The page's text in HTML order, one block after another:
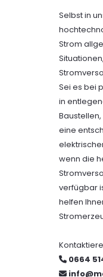
Selbst in
Strom
Sei es bei
in
eine
wenn die
verfügbar
helfen
 0664
